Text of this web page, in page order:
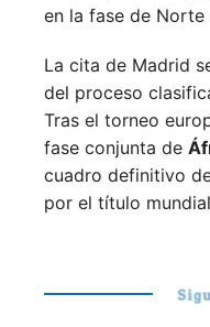
en la fase de
La cita de Madrid
del proceso
Tras el torneo
fase conjunta de
cuadro definitivo
por el título